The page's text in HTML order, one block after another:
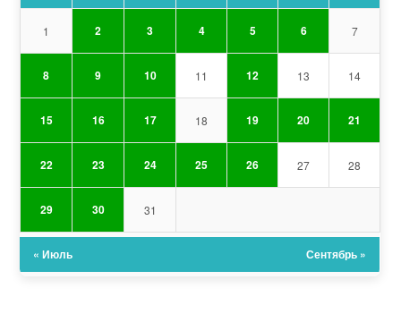
1 2 3 4 5 6 7
8 9 10 11 12 13 14
15 16 17 18 19 20 21
22 23 24 25 26 27 28
29 30 31
« Июль Сентябрь »